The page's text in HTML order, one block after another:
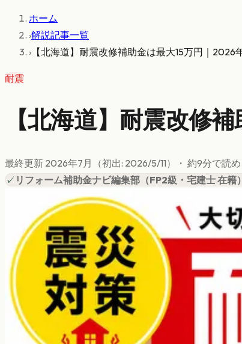
ホーム
›解説記事一覧
› 【北海道】耐震改修補助金は最大15万円｜2026
耐震
【北海道】耐震改修
最終更新 2026年7月 （初出: 2026/5/11） ・ 約9分で読
✓ リフォーム補助金ナビ編集部 （FP2級・宅建士 在籍）